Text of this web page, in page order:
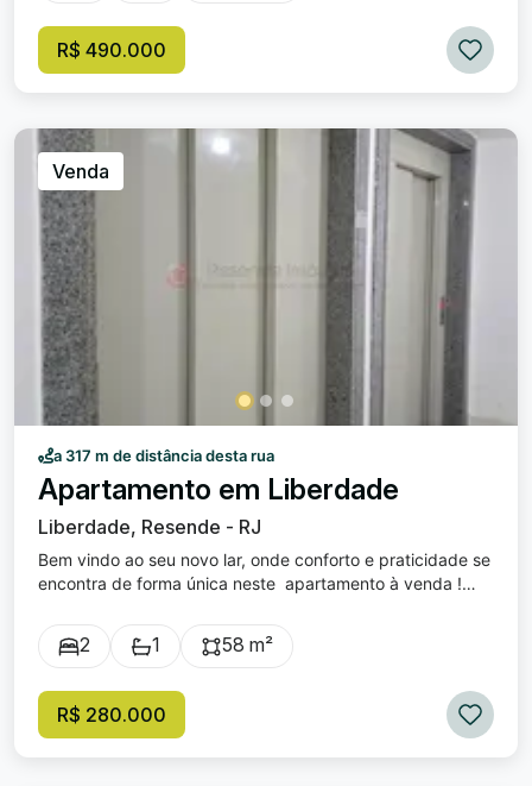
ginástica e garagem para 01 carro. Excelente localização.
Valor de venda: R$ 490.000,00. Condomínio: R$ 350,00
R$ 490.000
Venda
a 317 m de distância desta rua
Apartamento em Liberdade
Liberdade, Resende - RJ
Bem vindo ao seu novo lar, onde conforto e praticidade se
encontra de forma única neste apartamento à venda !
imóvel oferece tudo o que você precisa para viver com
tranquilidade e estilo. Condomínio Village da Montanha
97,93 m² , este apartamento proporciona um espaço bem
aproveitado e ideal para sua família. Ao entrar, você será
2 1 58 m²
R$ 280.000